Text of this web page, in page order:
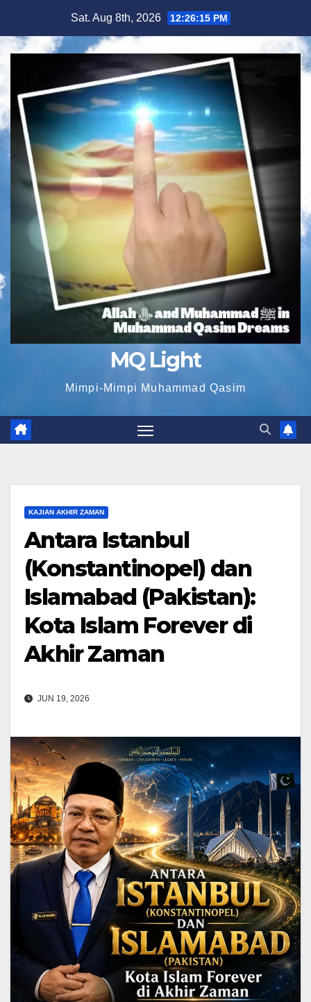
content
Sat. Aug 8th, 2026 12:26:16 PM
MQ Light
Mimpi-Mimpi Muhammad Qasim
KAJIAN AKHIR ZAMAN
Antara Istanbul
(Konstantinopel) dan
Islamabad (Pakistan):
Kota Islam Forever di
Akhir Zaman
JUN 19, 2026